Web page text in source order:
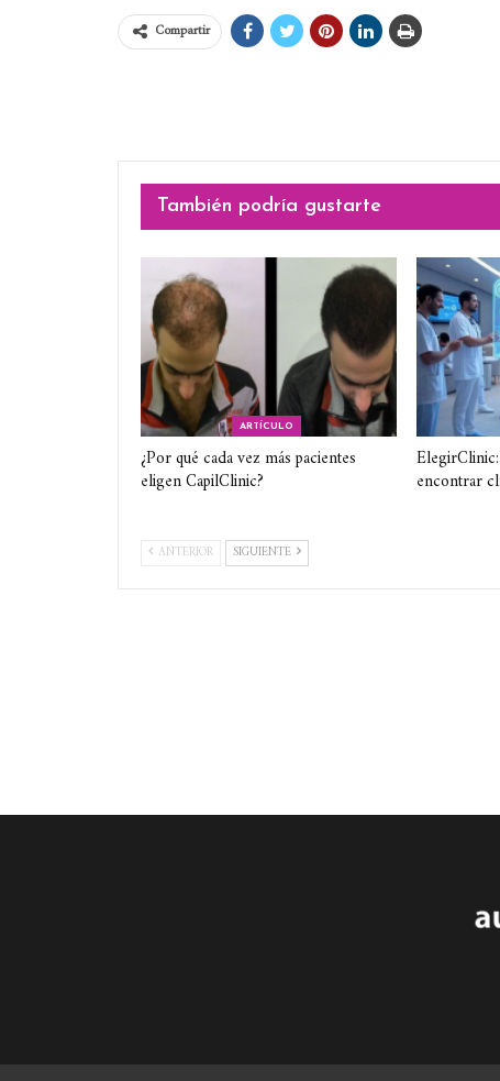
Compartir
También podría gustarte
ARTÍCULO
¿Por qué cada vez más pacientes
eligen CapilClinic? encontrar
ANTERIOR SIGUIENTE